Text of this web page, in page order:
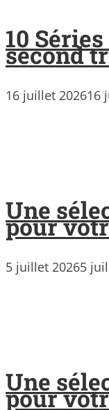
10
second
16 juillet 202616
Une
pour
5 juillet 20265
Une
pour